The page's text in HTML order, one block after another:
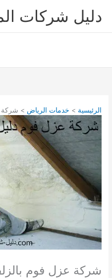
دليل شركات
الرئيسية خدمات الرياض شركة
شركة عزل فوم بالزلفي